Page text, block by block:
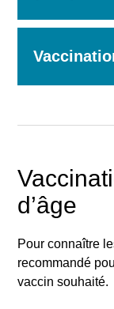
d’âge
Pour connaître
recommandé
vaccin souhaité.